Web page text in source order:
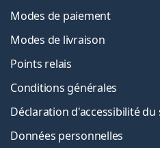
Modes de paiement
Modes de livraison
Points relais
Conditions générales
Déclaration d'accessibilité du
Données personnelles